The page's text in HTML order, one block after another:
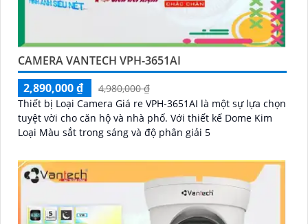
CAMERA VANTECH VPH-3651AI
2,890,000 ₫
4,980,000 ₫
Thiết bị Loại Camera Giá re VPH-3651AI là một sự lựa chọn
tuyệt vời cho căn hộ và nhà phố. Với thiết kế Dome Kim
Loại Màu sắt trong sáng và độ phân giải 5